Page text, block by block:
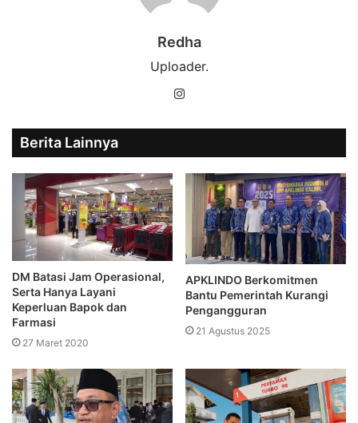
Redha
Uploader.
Instagram
Berita Lainnya
DM Batasi Jam Operasional,
Serta Hanya Layani
Keperluan Bapok dan
Farmasi
27 Maret 2020
APKLINDO Berkomitmen
Bantu Pemerintah Kurangi
Pengangguran
21 Agustus 2025